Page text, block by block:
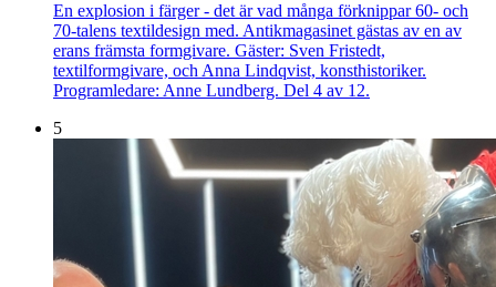
En explosion i färger - det är vad många förknippar 60- och
70-talens textildesign med. Antikmagasinet gästas av en av
erans främsta formgivare. Gäster: Sven Fristedt,
textilformgivare, och Anna Lindqvist, konsthistoriker.
Programledare: Anne Lundberg. Del 4 av 12.
5